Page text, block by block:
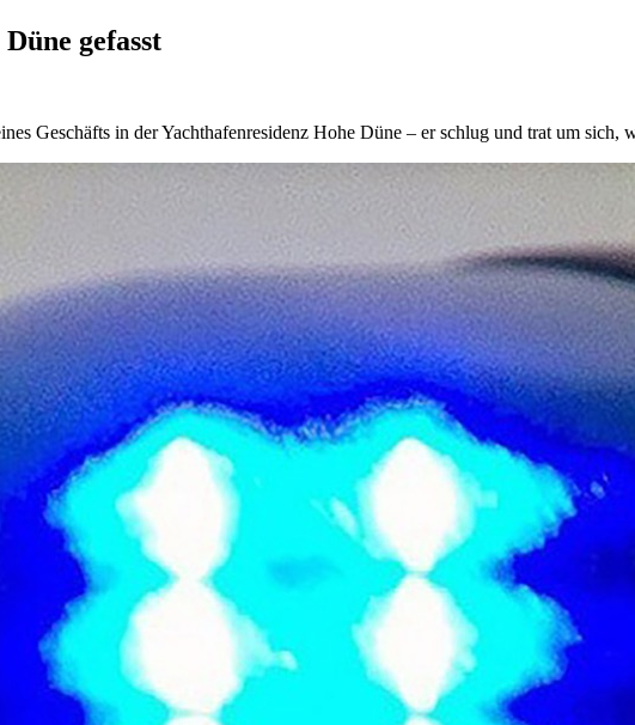
gefasst
Geschäfts in der Yachthafenresidenz Hohe Düne – er schlug und trat um sich,